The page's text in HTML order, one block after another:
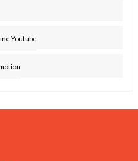
Youtube